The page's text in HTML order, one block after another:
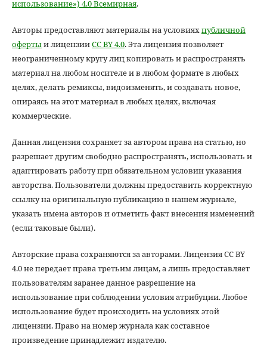
использование») 4.0 Всемирная.
Авторы предоставляют материалы на условияхпубличной
офертыи лицензииCC BY 4.0. Эта лицензия позволяет
неограниченному кругу лиц копировать и распространять
материал на любом носителе и в любом формате в любых
целях, делать ремиксы, видоизменять, и создавать новое,
опираясь на этот материал в любых целях, включая
коммерческие.
Данная лицензия сохраняет за автором права на статью, но
разрешает другим свободно распространять, использовать и
адаптировать работу при обязательном условии указания
авторства. Пользователи должны предоставить корректную
ссылку на оригинальную публикацию в нашем журнале,
указать имена авторов и отметить факт внесения изменений
(если таковые были).
Авторские права сохраняются за авторами. Лицензия CC BY
4.0 не передает права третьим лицам, а лишь предоставляет
пользователям заранее данное разрешение на
использование при соблюдении условия атрибуции. Любое
использование будет происходить на условиях этой
лицензии. Право на номер журнала как составное
произведение принадлежит издателю.